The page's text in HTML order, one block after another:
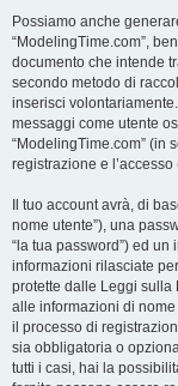
Possiamo anche
“ModelingTime.com”,
documento che intende
secondo metodo di
inserisci
messaggi come utente
“ModelingTime.com” (in
registrazione e
Il tuo account avrà, di
nome utente”), una
“la tua password”) ed
informazioni rilasciate
protette dalle Leggi sulla
alle informazioni di
il processo di
sia obbligatoria o
tutti i casi, hai la